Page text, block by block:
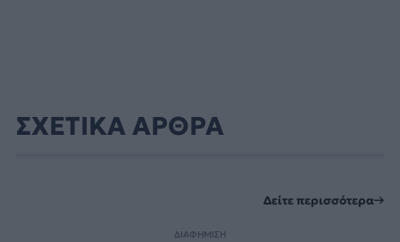
ΣΧΕΤΙΚΑ ΑΡΘΡΑ
Δείτε περισσότερα
ΔΙΑΦΗΜΙΣΗ